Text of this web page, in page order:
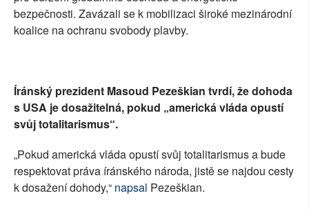
bezpečnosti. Zavázali se k mobilizaci široké mezinárodní
koalice na ochranu svobody plavby.
Íránský prezident Masoud Pezeškian tvrdí, že dohoda
s USA je dosažitelná, pokud „americká vláda opustí
svůj totalitarismus“.
„Pokud americká vláda opustí svůj totalitarismus a bude
respektovat práva íránského národa, jistě se najdou cesty
k dosažení dohody,“ napsal Pezeškian.